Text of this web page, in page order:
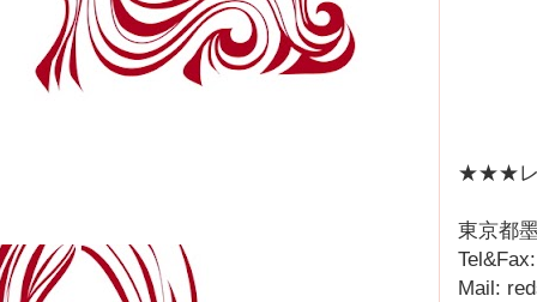
★★★レ
東京都
Mail: